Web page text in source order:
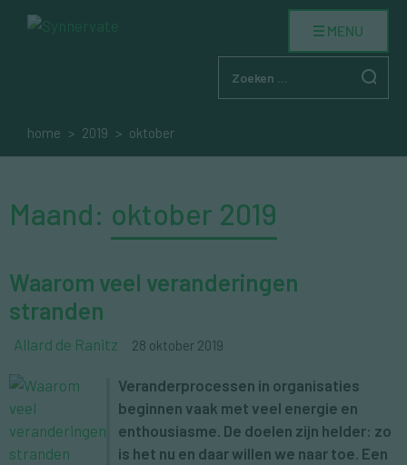
Skip
MENU
home 2019 oktober
Maand: oktober 2019
Waarom veel veranderingen
stranden
Allard de Ranitz 28 oktober 2019
Veranderprocessen in organisaties
beginnen vaak met veel energie en
enthousiasme. De doelen zijn helder: zo
is het nu en daar willen we naar toe. Een